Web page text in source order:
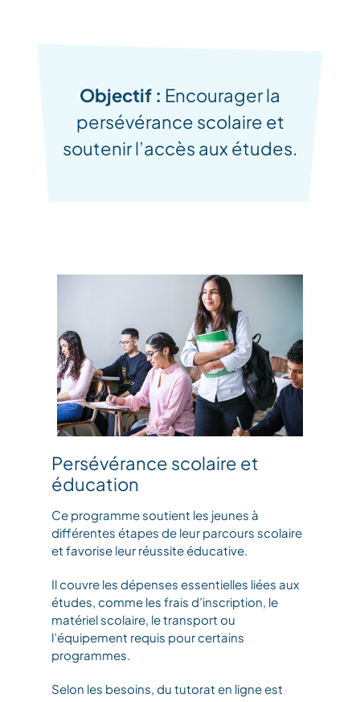
Objectif : Encourager la
persévérance scolaire et
soutenir l’accès aux études.
Persévérance scolaire et
éducation
Ce programme soutient les jeunes à
différentes étapes de leur parcours scolaire
et favorise leur réussite éducative.
Il couvre les dépenses essentielles liées aux
études, comme les frais d’inscription, le
matériel scolaire, le transport ou
l’équipement requis pour certains
programmes.
Selon les besoins, du tutorat en ligne est